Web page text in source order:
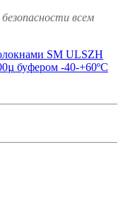
безопасности всем